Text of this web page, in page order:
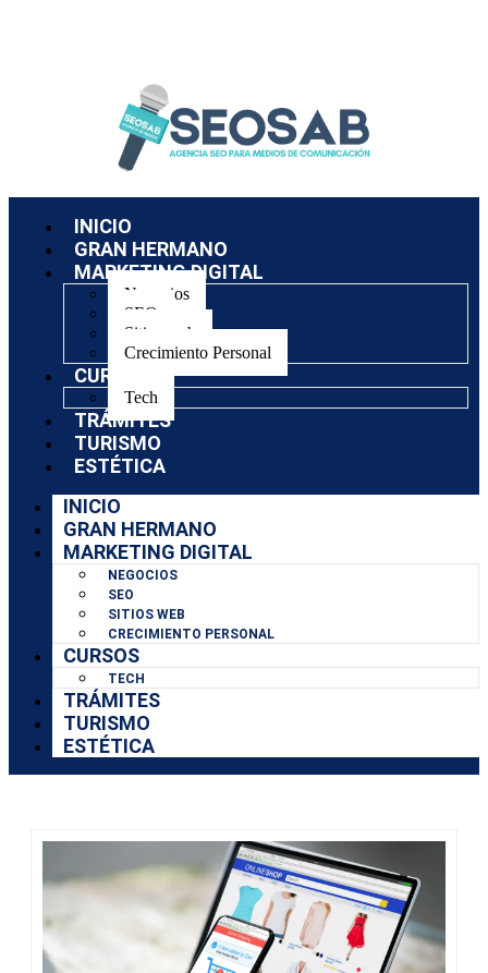
INICIO
GRAN HERMANO
MARKETING DIGITAL
Negocios
SEO
Sitios web
Crecimiento Personal
CURSOS
Tech
TRÁMITES
TURISMO
ESTÉTICA
INICIO
GRAN HERMANO
MARKETING DIGITAL
NEGOCIOS
SEO
SITIOS WEB
CRECIMIENTO PERSONAL
CURSOS
TECH
TRÁMITES
TURISMO
ESTÉTICA